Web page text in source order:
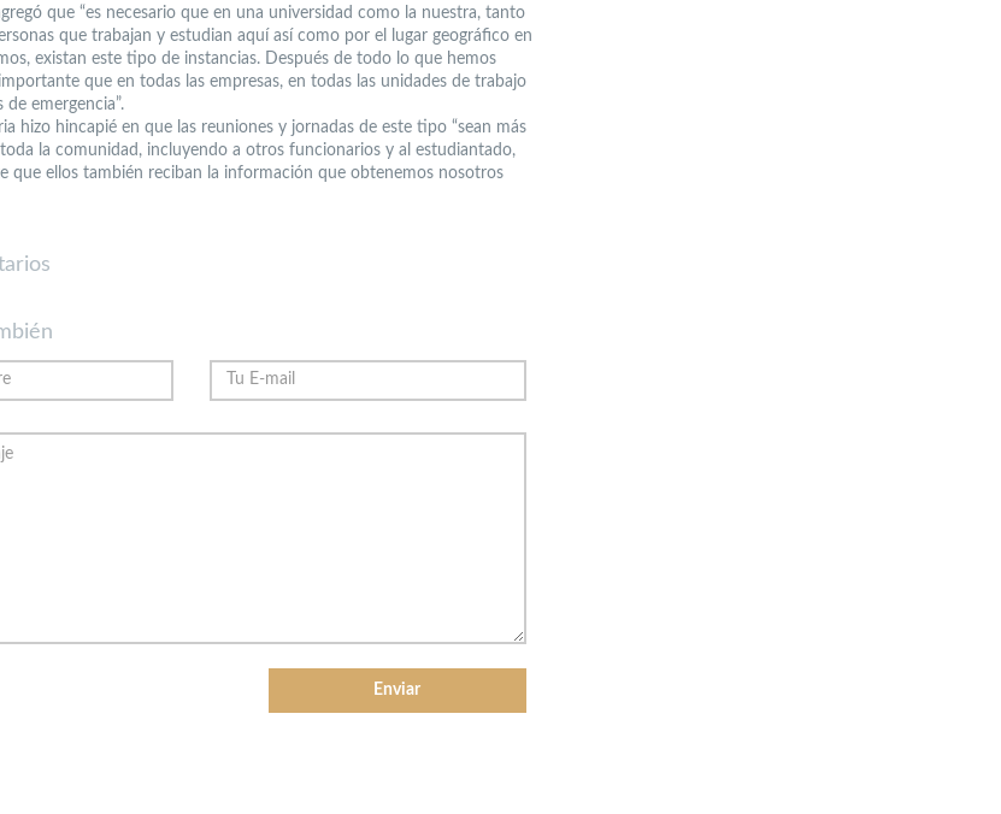
que “es necesario que en una universidad como la nuestra, tanto
que trabajan y estudian aquí así como por el lugar geográfico en
existan este tipo de instancias. Después de todo lo que hemos
que en todas las empresas, en todas las unidades de trabajo
emergencia”.
hizo hincapié en que las reuniones y jornadas de este tipo “sean más
la comunidad, incluyendo a otros funcionarios y al estudiantado,
que ellos también reciban la información que obtenemos nosotros